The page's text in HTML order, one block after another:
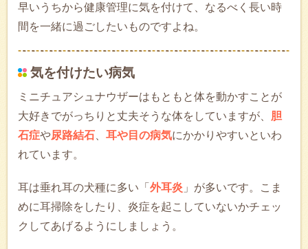
早いうちから健康管理に気を付けて、なるべく長い時
間を一緒に過ごしたいものですよね。
気を付けたい病気
ミニチュアシュナウザーはもともと体を動かすことが
大好きでがっちりと丈夫そうな体をしていますが、 胆
石症や尿路結石 耳や目の病気にかかりやすいといわ
れています。
耳は垂れ耳の犬種に多い「 外耳炎 」が多いです。こま
めに耳掃除をしたり、炎症を起こしていないかチェッ
クしてあげるようにしましょう。